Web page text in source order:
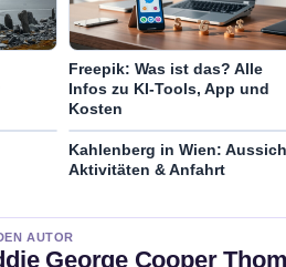
Freepik: Was ist das? Alle
Infos zu KI-Tools, App und
Kosten
Kahlenberg in Wien:
Aktivitäten & Anfahrt
AUTOR
George Cooper